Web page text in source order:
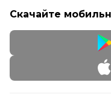
Скачайте